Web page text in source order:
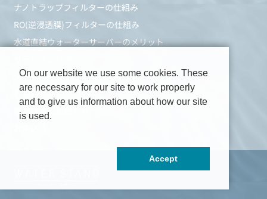
ナノトラップフィルターの仕組み
RO(逆浸透膜)フィルターの仕組み
水道直結ウォーターサーバーのメリット
メディア掲載情報
お知らせ
資料請求・お問合せ
On our website we use some cookies. These
are necessary for our site to work properly
and to give us information about how our site
is used.
Accept